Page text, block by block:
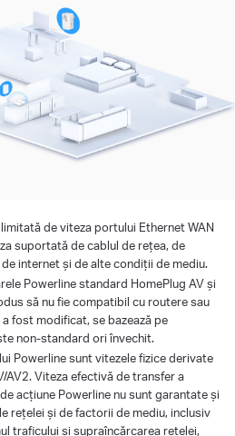
de viteza portului Ethernet WAN
suportată de cablul de rețea, de
internet și de alte condiții de mediu.
Powerline standard HomePlug AV și
să nu fie compatibil cu routere sau
fost modificat, se bazează pe
non-standard ori învechit.
Powerline sunt vitezele fizice derivate
AV2. Viteza efectivă de transfer a
acțiune Powerline nu sunt garantate și
rețelei și de factorii de mediu, inclusiv
traficului și supraîncărcarea rețelei,